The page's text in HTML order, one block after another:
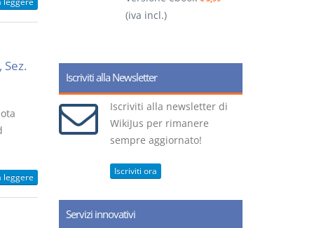
leggere
(iva incl.)
Iscriviti alla Newsletter
Iscriviti alla newsletter di
WikiJus per rimanere
sempre aggiornato!
Iscriviti ora
Servizi innovativi